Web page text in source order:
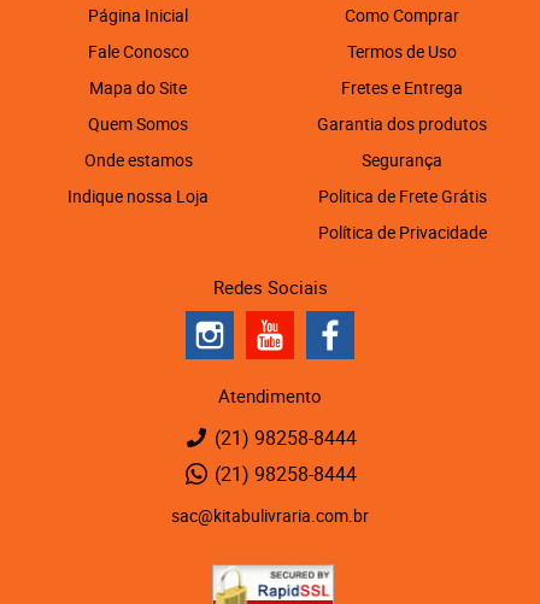
Página Inicial
Fale Conosco
Mapa do Site
Quem Somos
Onde estamos
Indique nossa Loja
Como Comprar
Termos de Uso
Fretes e Entrega
Garantia dos produtos
Segurança
Politica de Frete Grátis
Política de Privacidade
Redes Sociais
Atendimento
(21) 98258-8444
(21) 98258-8444
sac@kitabulivraria.com.br